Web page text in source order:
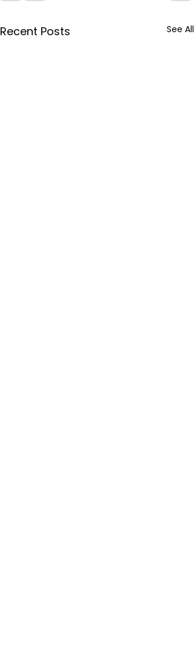
Recent Posts See All